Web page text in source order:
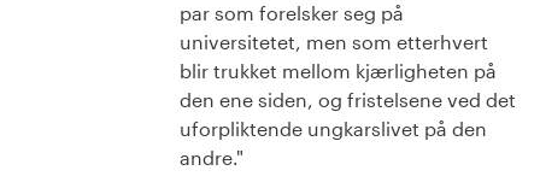
par som forelsker seg på
universitetet, men som etterhvert
blir trukket mellom kjærligheten på
den ene siden, og fristelsene ved det
uforpliktende ungkarslivet på den
andre."